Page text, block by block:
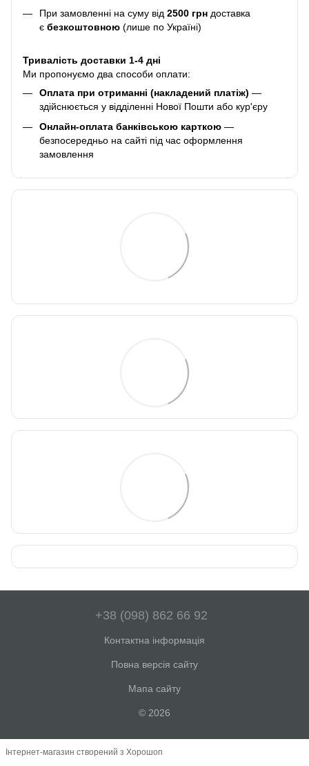
При замовленні на суму від 2500 грн доставка
є безкоштовною (лише по Україні)
Тривалість доставки 1-4 дні
Ми пропонуємо два способи оплати:
Оплата при отриманні (накладений платіж) —
здійснюється у відділенні Нової Пошти або кур'єру
Онлайн-оплата банківською карткою —
безпосередньо на сайті під час оформлення
замовлення
+38 (098) 862 66 92
Контактна інформація
Повна версія сайту
Мапа сайту
© 2026
Інтернет-магазин створений з Хорошоп